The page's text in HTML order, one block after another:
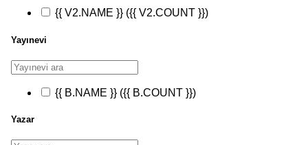
{{ V2.NAME }} ({{ V2.COUNT }})
Yayınevi
{{ B.NAME }} ({{ B.COUNT }})
Yazar